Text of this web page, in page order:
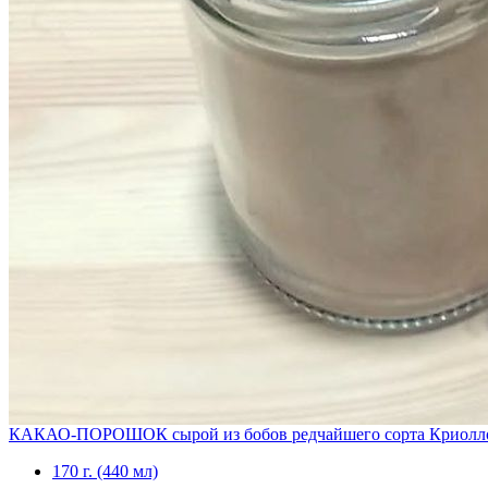
КАКАО-ПОРОШОК сырой из бобов редчайшего сорта
170 г. (440 мл)